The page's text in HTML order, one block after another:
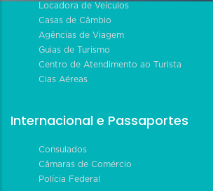
Locadora de Veículos
Casas de Câmbio
Agências de Viagem
Guias de Turismo
Centro de Atendimento ao Turista
Cias Aéreas
Internacional e Passaportes
Consulados
Câmaras de Comércio
Polícia Federal